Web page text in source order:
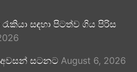
සඳහා පිටත්ව ගිය පිරිස
අවසන් සටනට August 6, 2026